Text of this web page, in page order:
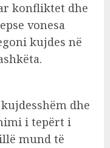
konfliktet dhe
vonesa
kujdes në
dhe
i tepërt i
mund të